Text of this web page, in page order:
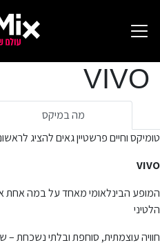
VIVO
מה במיקס
טומיקס וחיים פרשטיין גאים להציג
VIVO
המופע הבינלאומי מאחד על במה אחת
הלטיני
חוויה עוצמתית, סוחפת ובלתי נשכחת